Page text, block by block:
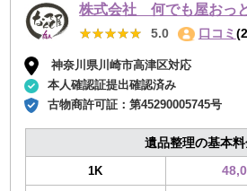
株式会社 何でも屋おっ
★★★★★
★★★★★ 5.0 口コミ
神奈川県川崎市高津区対応
本人確認証提出確認済み
古物商許可証：第45290005745号
遺品整理の基本
1K